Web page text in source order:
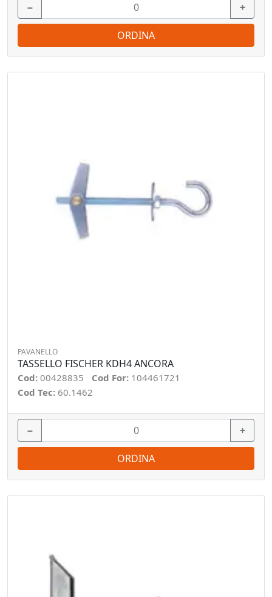
− +
ORDINA
PAVANELLO
TASSELLO FISCHER KDH4 ANCORA
Cod: 00428835 Cod For: 104461721
Cod Tec: 60.1462
− +
ORDINA